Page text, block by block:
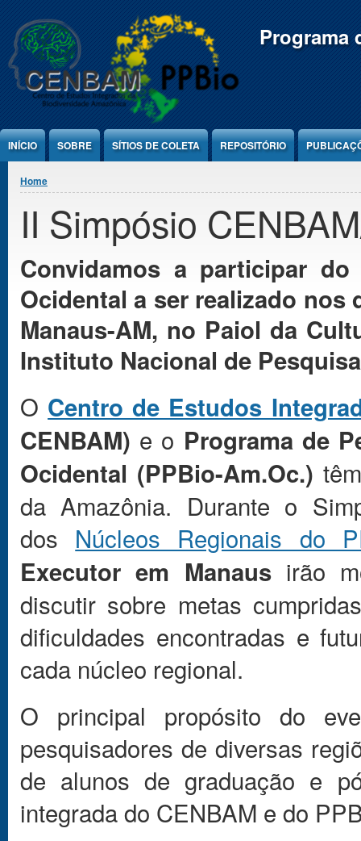
Programa
INÍCIO SOBRE SÍTIOS DE COLETA REPOSITÓRIO
You are here
Home
II Simpósio
Convidamos a participar do
Ocidental a ser realizado nos
Manaus-AM, no Paiol da
Instituto Nacional de
O Centro de Estudos
CENBAM) e o Programa de
Ocidental (PPBio-Am.Oc.)
da Amazônia. Durante o
dos Núcleos Regionais do
Executor em Manausirão
discutir sobre metas
dificuldades encontradas e
cada núcleo regional.
O principal propósito do
pesquisadores de diversas
de alunos de graduação e
integrada do CENBAM e do